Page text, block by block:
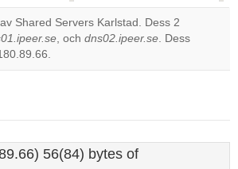
correctly.
Do you
Shared Servers Karlstad. Dess 2
, och dns02.ipeer.se. Dess
56(84) bytes of